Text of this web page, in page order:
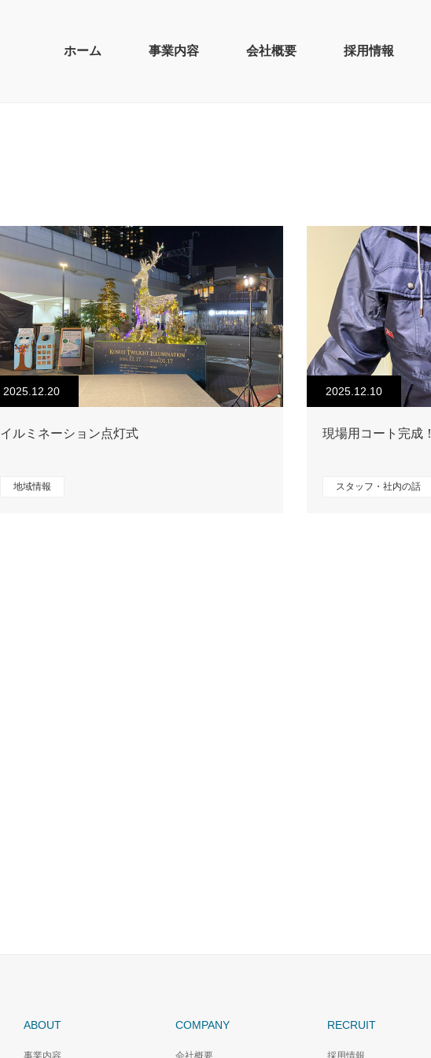
ホーム 事業内容 会社概要 採用情報
2025.12.20
イルミネーション点灯式
地域情報
2025.12.10
現場用コート完成！
スタッフ・社内の話
ABOUT
事業内容
COMPANY
会社概要
RECRUIT
採用情報